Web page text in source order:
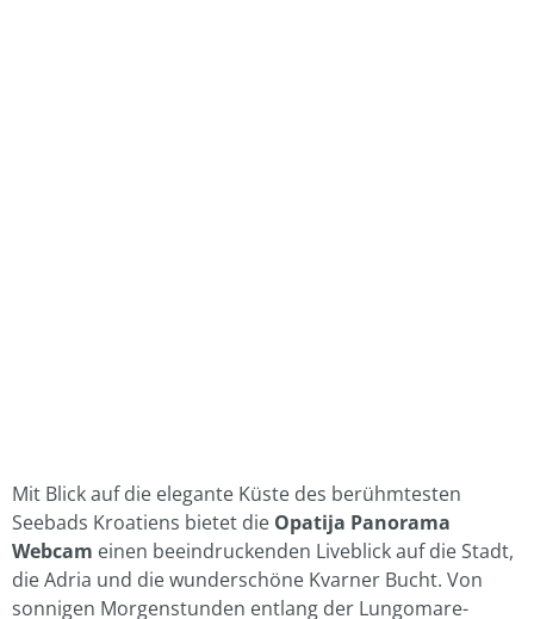
Mit Blick auf die elegante Küste des berühmtesten
Seebads Kroatiens bietet die Opatija Panorama
Webcam einen beeindruckenden Liveblick auf die Stadt,
die Adria und die wunderschöne Kvarner Bucht. Von
sonnigen Morgenstunden entlang der Lungomare-